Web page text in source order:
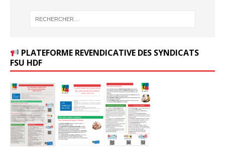
PLATEFORME REVENDICATIVE DES SYNDICATS
FSU HDF